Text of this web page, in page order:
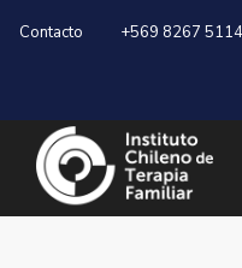
Contacto +569 8267 5114